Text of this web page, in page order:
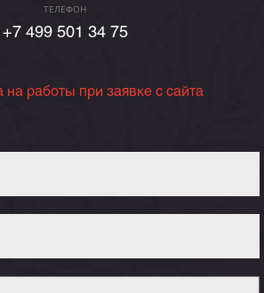
ТЕЛЕФОН
+7 499 501 34 75
на работы при заявке с сайта